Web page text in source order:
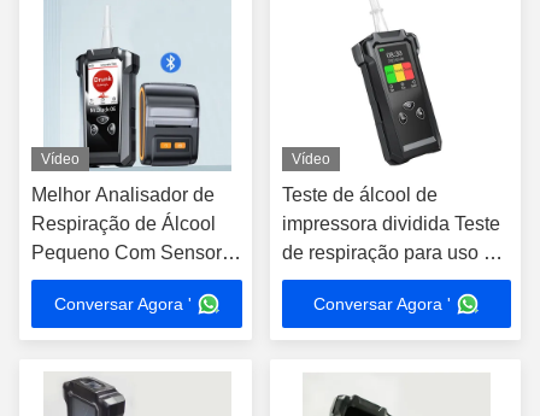
Vídeo
Melhor Analisador de
Respiração de Álcool
Pequeno Com Sensor
de Impressora LED
Conversar Agora '
Vídeo
Teste de álcool de
impressora dividida Teste
de respiração para uso da
polícia Departamento do
governo
Conversar Agora '